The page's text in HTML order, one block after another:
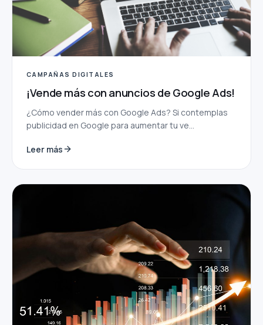
CAMPAÑAS DIGITALES
¡Vende más con anuncios de Google Ads!
¿Cómo vender más con Google Ads? Si contemplas
publicidad en Google para aumentar tu ve...
Leer más